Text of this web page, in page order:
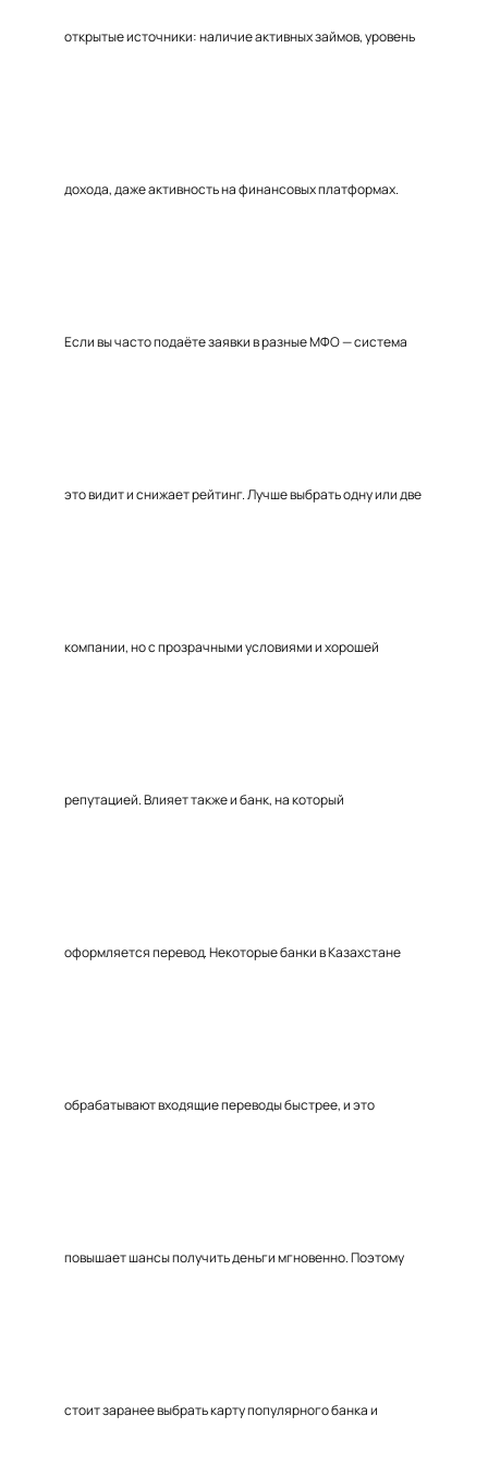
открытые источники: наличие активных займов, уровень
дохода, даже активность на финансовых платформах.
Если вы часто подаёте заявки в разные МФО — система
это видит и снижает рейтинг. Лучше выбрать одну или две
компании, но с прозрачными условиями и хорошей
репутацией. Влияет также и банк, на который
оформляется перевод. Некоторые банки в Казахстане
обрабатывают входящие переводы быстрее, и это
повышает шансы получить деньги мгновенно. Поэтому
стоит заранее выбрать карту популярного банка и